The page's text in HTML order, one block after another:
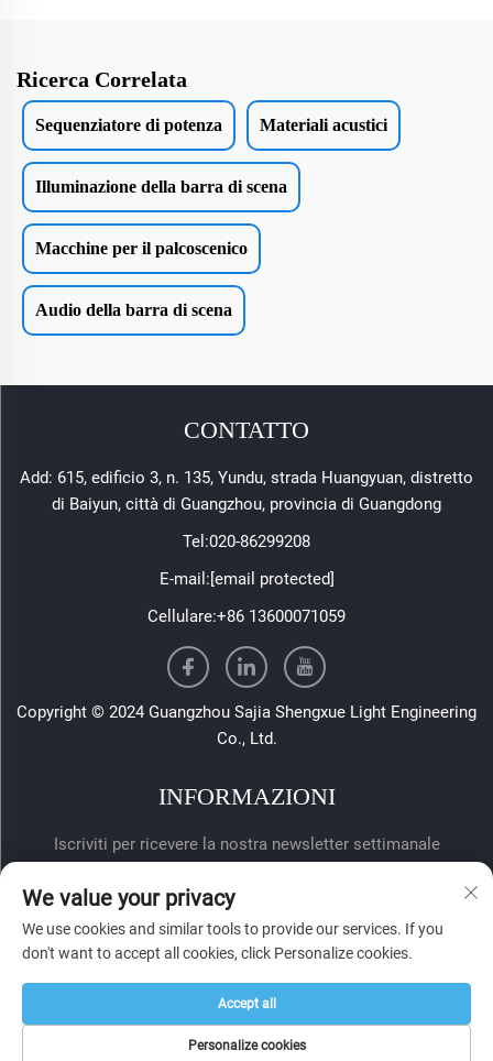
Ricerca Correlata
Sequenziatore di potenza Materiali acustici
Illuminazione della barra di scena
Macchine per il palcoscenico
Audio della barra di scena
CONTATTO
Add: 615, edificio 3, n. 135, Yundu, strada Huangyuan, distretto
di Baiyun, città di Guangzhou, provincia di Guangdong
Tel:020-86299208
E-mail:[email protected]
Cellulare:+86 13600071059
Copyright © 2024 Guangzhou Sajia Shengxue Light Engineering
Co., Ltd.
INFORMAZIONI
Iscriviti per ricevere la nostra newsletter settimanale
Invia
We value your privacy
We use cookies and similar tools to provide our services. If you
don't want to accept all cookies, click Personalize cookies.
Personalize cookies
Accept all